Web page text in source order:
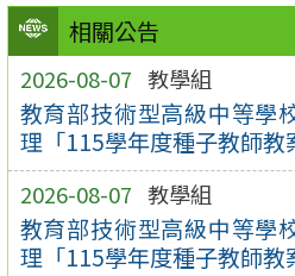
相關公告
2026-08-07 教學組
教育部技術型高級中等學
理「115學年度種子教師教
2026-08-07 教學組
教育部技術型高級中等學
理「115學年度種子教師教